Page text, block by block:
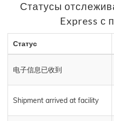
Статусы
Express с
Статус
电子信息已收到
Shipment arrived at facility